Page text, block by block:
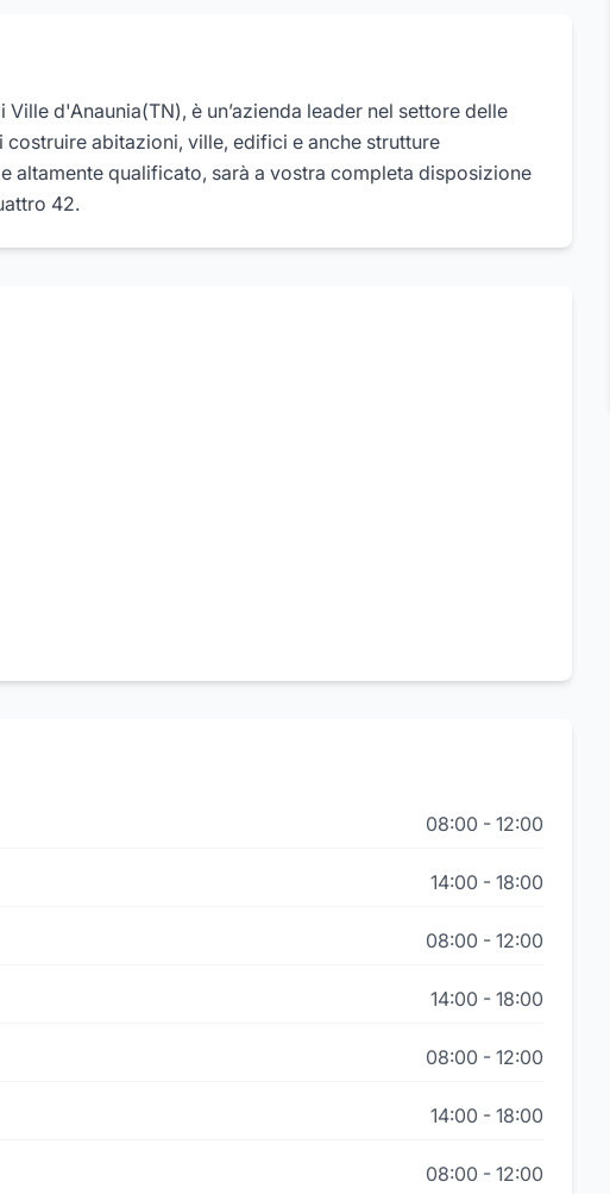
d'Anaunia(TN), è un’azienda leader nel settore delle
abitazioni, ville, edifici e anche strutture
altamente qualificato, sarà a vostra completa disposizione
42.
08:00 - 12:00
14:00 - 18:00
08:00 - 12:00
14:00 - 18:00
08:00 - 12:00
14:00 - 18:00
08:00 - 12:00